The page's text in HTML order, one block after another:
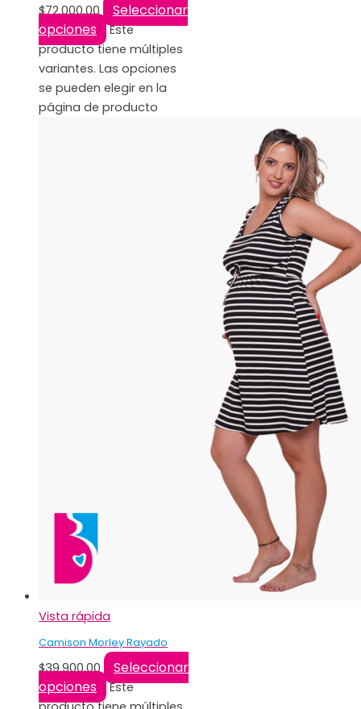
$72.000,00
Seleccionar
opciones
Este
producto tiene múltiples
variantes. Las opciones
se pueden elegir en la
página de producto
Vista rápida
Camison Morley Rayado
$39.900,00
Seleccionar
opciones
Este